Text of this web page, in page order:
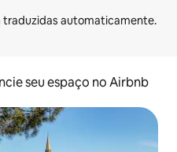
seu espaço no Airbnb